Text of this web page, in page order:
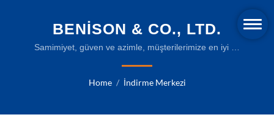
BENISON & CO., LTD.
Samimiyet, güven ve azimle, müşterilerimize en iyi ve
Home / İndirme Merkezi